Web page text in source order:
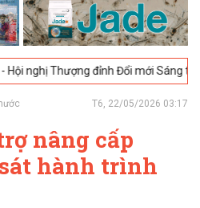
Thượng đỉnh Đổi mới Sáng tạo trong
T6, 22/05/2026 03:17
nâng cấp
hành trình